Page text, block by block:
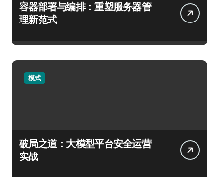
容器部署与编排：重塑服务器管
理新范式
模式
破局之道：大模型平台安全运营
实战